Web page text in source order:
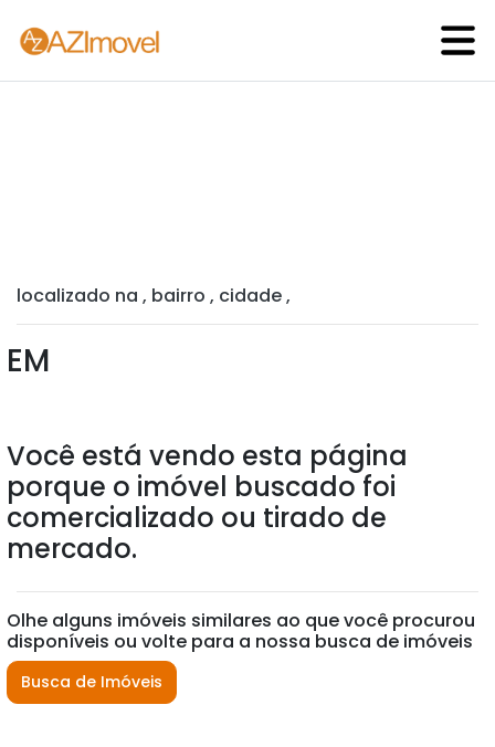
localizado na , bairro , cidade ,
EM
Você está vendo esta página
porque o imóvel buscado foi
comercializado ou tirado de
mercado.
Olhe alguns imóveis similares ao que você procurou
disponíveis ou volte para a nossa busca de imóveis
Busca de Imóveis